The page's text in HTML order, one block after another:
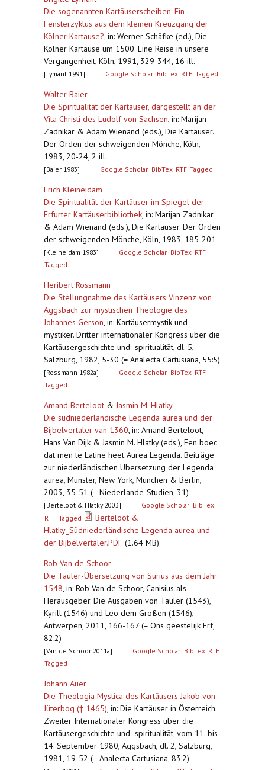
Die sogenannten Kartäuserscheiben. Ein
Fensterzyklus aus dem kleinen Kreuzgang der
Kölner Kartause?, in: Werner Schäfke (ed.), Die
Kölner Kartause um 1500. Eine Reise in unsere
Vergangenheit, Köln, 1991, 329-344, 16 ill.
[Lymant 1991] Google Scholar BibTex RTF Tagged
Walter Baier
Die Spiritualität der Kartäuser, dargestellt an der
Vita Christi des Ludolf von Sachsen, in: Marijan
Zadnikar & Adam Wienand (eds.), Die Kartäuser.
Der Orden der schweigenden Mönche, Köln,
1983, 20-24, 2 ill.
[Baier 1983] Google Scholar BibTex RTF Tagged
Erich Kleineidam
Die Spiritualität der Kartäuser im Spiegel der
Erfurter Kartäuserbibliothek, in: Marijan Zadnikar
& Adam Wienand (eds.), Die Kartäuser. Der Orden
der schweigenden Mönche, Köln, 1983, 185-201
[Kleineidam 1983] Google Scholar BibTex RTF
Tagged
Heribert Rossmann
Die Stellungnahme des Kartäusers Vinzenz von
Aggsbach zur mystischen Theologie des
Johannes Gerson, in: Kartäusermystik und -
mystiker. Dritter internationaler Kongress über die
Kartäusergeschichte und -spiritualität, dl. 5,
Salzburg, 1982, 5-30 (= Analecta Cartusiana, 55:5)
[Rossmann 1982a] Google Scholar BibTex RTF
Tagged
Amand Berteloot & Jasmin M. Hlatky
Die südniederländische Legenda aurea und der
Bijbelvertaler van 1360, in: Amand Berteloot,
Hans Van Dijk & Jasmin M. Hlatky (eds.), Een boec
dat men te Latine heet Aurea Legenda. Beiträge
zur niederländischen Übersetzung der Legenda
aurea, Münster, New York, München & Berlin,
2003, 35-51 (= Niederlande-Studien, 31)
[Berteloot & Hlatky 2003] Google Scholar BibTex
RTF Tagged
Berteloot &
Hlatky_Südniederländische Legenda aurea und
der Bijbelvertaler.PDF (1.64 MB)
Rob Van de Schoor
Die Tauler-Übersetzung von Surius aus dem Jahr
1548, in: Rob Van de Schoor, Canisius als
Herausgeber. Die Ausgaben von Tauler (1543),
Kyrill (1546) und Leo dem Großen (1546),
Antwerpen, 2011, 166-167 (= Ons geestelijk Erf,
82:2)
[Van de Schoor 2011a] Google Scholar BibTex RTF
Tagged
Johann Auer
Die Theologia Mystica des Kartäusers Jakob von
Jüterbog († 1465), in: Die Kartäuser in Österreich.
Zweiter Internationaler Kongress über die
Kartäusergeschichte und -spiritualität, vom 11. bis
14. September 1980, Aggsbach, dl. 2, Salzburg,
1981, 19-52 (= Analecta Cartusiana, 83:2)